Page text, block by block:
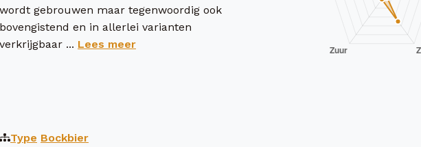
wordt gebrouwen maar tegenwoordig ook
bovengistend en in allerlei varianten
verkrijgbaar ... Lees meer
Type Bockbier